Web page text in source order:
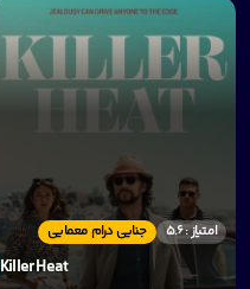
جنایی درام معمایی امتیاز : 5.6
Killer Heat